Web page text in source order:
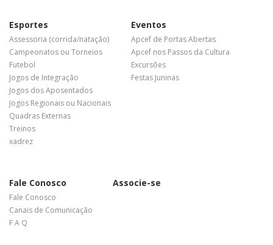
Esportes
Assessoria (corrida/natação)
Campeonatos ou Torneios
Futebol
Jogos de Integração
Jogos dos Aposentados
Jogos Regionais ou Nacionais
Quadras Externas
Treinos
xadrez
Eventos
Apcef de Portas Abertas
Apcef nos Passos da Cultura
Excursões
Festas Juninas
Fale Conosco
Fale Conosco
Canais de Comunicação
F A Q
Associe-se